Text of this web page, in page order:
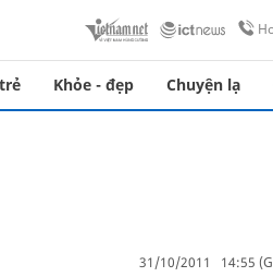
Khỏe - đẹp Chuyện lạ
31/10/2011 14:55